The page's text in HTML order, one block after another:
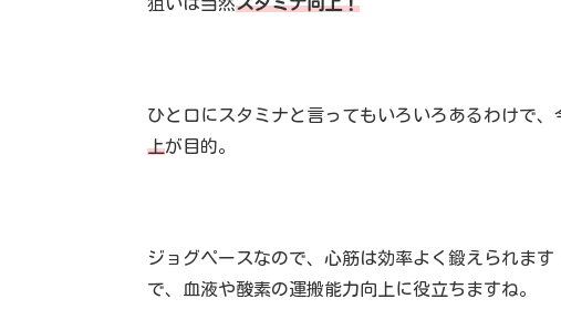
ひと口にスタミナと言ってもいろいろあるわけで、
上が目的。
ジョグペースなので、心筋は効率よく鍛えられま
で、血液や酸素の運搬能力向上に役立ちますね。